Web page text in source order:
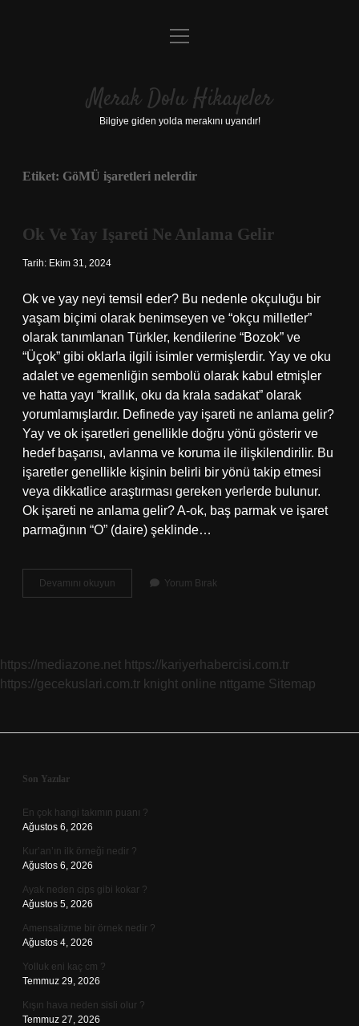
Anasayfa
Yasal Uyarı
menüyü
Merak Dolu Hikayeler
Bilgiye giden yolda merakını uyandır!
Etiket: GöMÜ işaretleri nelerdir
Ok Ve Yay Işareti Ne Anlama Gelir
Tarih: Ekim 31, 2024
Ok ve yay neyi temsil eder? Bu nedenle okçuluğu bir
yaşam biçimi olarak benimseyen ve “okçu milletler”
olarak tanımlanan Türkler, kendilerine “Bozok” ve
“Üçok” gibi oklarla ilgili isimler vermişlerdir. Yay ve oku
adalet ve egemenliğin sembolü olarak kabul etmişler
ve hatta yayı “krallık, oku da krala sadakat” olarak
yorumlamışlardır. Definede yay işareti ne anlama gelir?
Yay ve ok işaretleri genellikle doğru yönü gösterir ve
hedef başarısı, avlanma ve koruma ile ilişkilendirilir. Bu
işaretler genellikle kişinin belirli bir yönü takip etmesi
veya dikkatlice araştırması gereken yerlerde bulunur.
Ok işareti ne anlama gelir? A-ok, baş parmak ve işaret
parmağının “O” (daire) şeklinde…
Devamını okuyun
Ve
Gelir
Yorum Bırak
https://mediazone.net https://kariyerhabercisi.com.tr
https://gecekuslari.com.tr knight online nttgame Sitemap
Sidebar
Son Yazılar
En çok hangi takımın puanı ?
Ağustos 6, 2026
Kur’an’ın ilk örneği nedir ?
Ağustos 6, 2026
Ayak neden cips gibi kokar ?
Ağustos 5, 2026
Amensalizme bir örnek nedir ?
Ağustos 4, 2026
Yolluk eni kaç cm ?
Temmuz 29, 2026
Kışın hava neden sisli olur ?
Temmuz 27, 2026